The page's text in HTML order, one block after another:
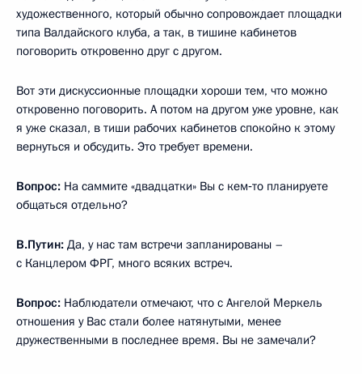
художественного, который обычно сопровождает площадки
типа Валдайского клуба, а так, в тишине кабинетов
поговорить откровенно друг с другом.
Вот эти дискуссионные площадки хороши тем, что можно
откровенно поговорить. А потом на другом уже уровне, как
я уже сказал, в тиши рабочих кабинетов спокойно к этому
вернуться и обсудить. Это требует времени.
Вопрос: На саммите «двадцатки» Вы с кем‑то планируете
общаться отдельно?
В.Путин: Да, у нас там встречи запланированы –
с Канцлером ФРГ, много всяких встреч.
Вопрос: Наблюдатели отмечают, что с Ангелой Меркель
отношения у Вас стали более натянутыми, менее
дружественными в последнее время. Вы не замечали?